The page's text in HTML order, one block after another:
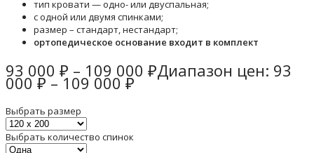
тип кровати — одно- или двуспальная;
с одной или двумя спинками;
размер – стандарт, нестандарт;
ортопедическое основание входит в комплект
93 000 ₽ – 109 000 ₽Диапазон цен: 93
000 ₽ – 109 000 ₽
Выбрать размер
Выбрать количество спинок